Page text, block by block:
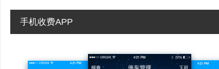
手机收费APP